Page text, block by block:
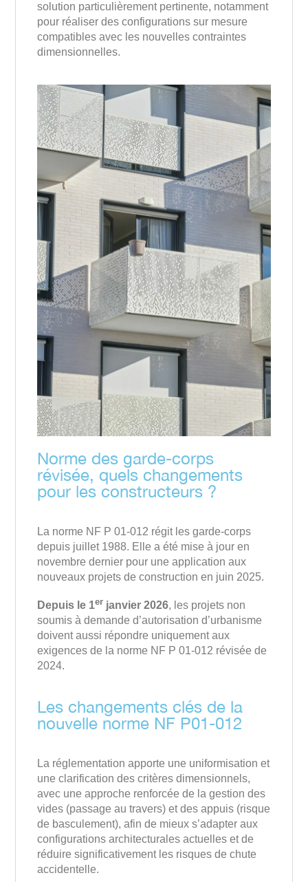
solution particulièrement pertinente, notamment
pour réaliser des configurations sur mesure
compatibles avec les nouvelles contraintes
dimensionnelles.
Norme des garde-corps
révisée, quels changements
pour les constructeurs ?
La norme NF P 01-012 régit les garde-corps
depuis juillet 1988. Elle a été mise à jour en
novembre dernier pour une application aux
nouveaux projets de construction en juin 2025.
Depuis le 1erjanvier 2026, les projets non
soumis à demande d’autorisation d’urbanisme
doivent aussi répondre uniquement aux
exigences de la norme NF P 01-012 révisée de
2024.
Les changements clés de la
nouvelle norme NF P01-012
La réglementation apporte une uniformisation et
une clarification des critères dimensionnels,
avec une approche renforcée de la gestion des
vides (passage au travers) et des appuis (risque
de basculement), afin de mieux s’adapter aux
configurations architecturales actuelles et de
réduire significativement les risques de chute
accidentelle.